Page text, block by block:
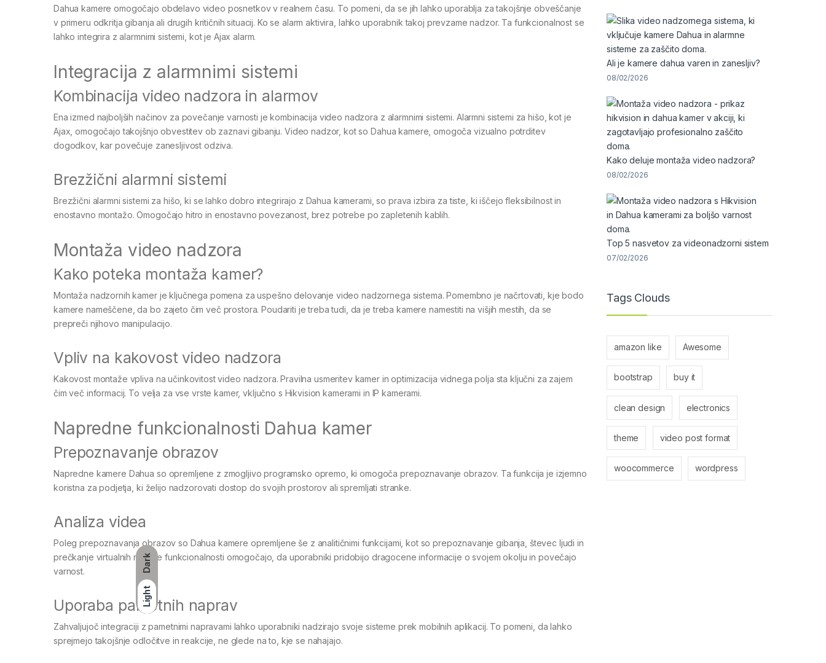
Dark
Light
Dahua kamere omogočajo obdelavo video posnetkov v realnem času. To pomeni, da se jih lahko uporablja za takojšnje obveščanje
v primeru odkritja gibanja ali drugih kritičnih situacij. Ko se alarm aktivira, lahko uporabnik takoj prevzame nadzor. Ta funkcionalnost se
lahko integrira z alarmnimi sistemi, kot je Ajax alarm.
Integracija z alarmnimi sistemi
Kombinacija video nadzora in alarmov
Ena izmed najboljših načinov za povečanje varnosti je kombinacija video nadzora z alarmnimi sistemi. Alarmni sistemi za hišo, kot je
Ajax, omogočajo takojšnjo obvestitev ob zaznavi gibanju. Video nadzor, kot so Dahua kamere, omogoča vizualno potrditev
dogodkov, kar povečuje zanesljivost odziva.
Brezžični alarmni sistemi
Brezžični alarmni sistemi za hišo, ki se lahko dobro integrirajo z Dahua kamerami, so prava izbira za tiste, ki iščejo fleksibilnost in
enostavno montažo. Omogočajo hitro in enostavno povezanost, brez potrebe po zapletenih kablih.
Montaža video nadzora
Kako poteka montaža kamer?
Montaža nadzornih kamer je ključnega pomena za uspešno delovanje video nadzornega sistema. Pomembno je načrtovati, kje bodo
kamere nameščene, da bo zajeto čim več prostora. Poudariti je treba tudi, da je treba kamere namestiti na višjih mestih, da se
prepreči njihovo manipulacijo.
Vpliv na kakovost video nadzora
Kakovost montaže vpliva na učinkovitost video nadzora. Pravilna usmeritev kamer in optimizacija vidnega polja sta ključni za zajem
čim več informacij. To velja za vse vrste kamer, vključno s Hikvision kamerami in IP kamerami.
Napredne funkcionalnosti Dahua kamer
Prepoznavanje obrazov
Napredne kamere Dahua so opremljene z zmogljivo programsko opremo, ki omogoča prepoznavanje obrazov. Ta funkcija je izjemno
koristna za podjetja, ki želijo nadzorovati dostop do svojih prostorov ali spremljati stranke.
Analiza videa
Poleg prepoznavanja obrazov so Dahua kamere opremljene še z analitičnimi funkcijami, kot so prepoznavanje gibanja, števec ljudi in
prečkanje virtualnih mej. Te funkcionalnosti omogočajo, da uporabniki pridobijo dragocene informacije o svojem okolju in povečajo
varnost.
Uporaba pametnih naprav
Zahvaljujoč integraciji z pametnimi napravami lahko uporabniki nadzirajo svoje sisteme prek mobilnih aplikacij. To pomeni, da lahko
sprejmejo takojšnje odločitve in reakcije, ne glede na to, kje se nahajajo.
Ali je kamere dahua varen in zanesljiv?
08/02/2026
Kako deluje montaža video nadzora?
08/02/2026
Top 5 nasvetov za videonadzorni sistem
07/02/2026
Tags Clouds
amazon like Awesome
bootstrap buy it
clean design electronics
theme video post format
woocommerce wordpress